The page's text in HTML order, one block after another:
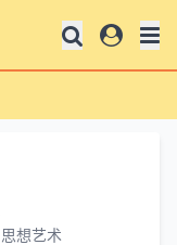
思想艺术